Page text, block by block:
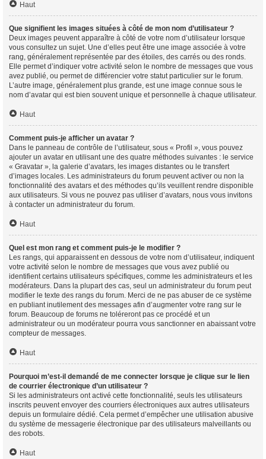
Haut
Que signifient les images situées à côté de mon nom d’utilisateur ?
Deux images peuvent apparaître à côté de votre nom d’utilisateur lorsque
vous consultez un sujet. Une d’elles peut être une image associée à votre
rang, généralement représentée par des étoiles, des carrés ou des ronds.
Elle permet d’indiquer votre activité selon le nombre de messages que vous
avez publié, ou permet de différencier votre statut particulier sur le forum.
L’autre image, généralement plus grande, est une image connue sous le
nom d’avatar qui est bien souvent unique et personnelle à chaque utilisateur.
Haut
Comment puis-je afficher un avatar ?
Dans le panneau de contrôle de l’utilisateur, sous « Profil », vous pouvez
ajouter un avatar en utilisant une des quatre méthodes suivantes : le service
« Gravatar », la galerie d’avatars, les images distantes ou le transfert
d’images locales. Les administrateurs du forum peuvent activer ou non la
fonctionnalité des avatars et des méthodes qu’ils veuillent rendre disponible
aux utilisateurs. Si vous ne pouvez pas utiliser d’avatars, nous vous invitons
à contacter un administrateur du forum.
Haut
Quel est mon rang et comment puis-je le modifier ?
Les rangs, qui apparaissent en dessous de votre nom d’utilisateur, indiquent
votre activité selon le nombre de messages que vous avez publié ou
identifient certains utilisateurs spécifiques, comme les administrateurs et les
modérateurs. Dans la plupart des cas, seul un administrateur du forum peut
modifier le texte des rangs du forum. Merci de ne pas abuser de ce système
en publiant inutilement des messages afin d’augmenter votre rang sur le
forum. Beaucoup de forums ne toléreront pas ce procédé et un
administrateur ou un modérateur pourra vous sanctionner en abaissant votre
compteur de messages.
Haut
Pourquoi m’est-il demandé de me connecter lorsque je clique sur le lien
de courrier électronique d’un utilisateur ?
Si les administrateurs ont activé cette fonctionnalité, seuls les utilisateurs
inscrits peuvent envoyer des courriers électroniques aux autres utilisateurs
depuis un formulaire dédié. Cela permet d’empêcher une utilisation abusive
du système de messagerie électronique par des utilisateurs malveillants ou
des robots.
Haut